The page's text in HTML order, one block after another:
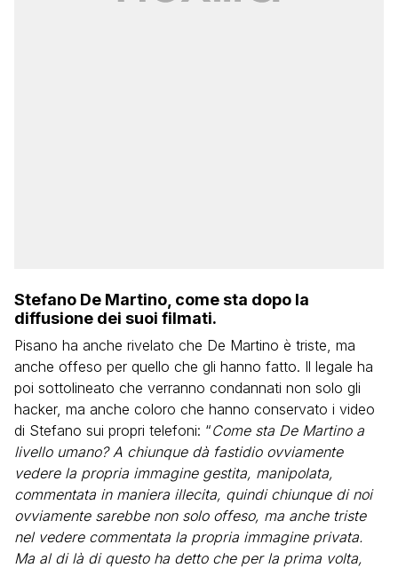
Stefano De Martino, come sta dopo la
diffusione dei suoi filmati.
Pisano ha anche rivelato che De Martino è triste, ma
anche offeso per quello che gli hanno fatto. Il legale ha
poi sottolineato che verranno condannati non solo gli
hacker, ma anche coloro che hanno conservato i video
di Stefano sui propri telefoni: “Come sta De Martino a
livello umano? A chiunque dà fastidio ovviamente
vedere la propria immagine gestita, manipolata,
commentata in maniera illecita, quindi chiunque di noi
ovviamente sarebbe non solo offeso, ma anche triste
nel vedere commentata la propria immagine privata.
Ma al di là di questo ha detto che per la prima volta,